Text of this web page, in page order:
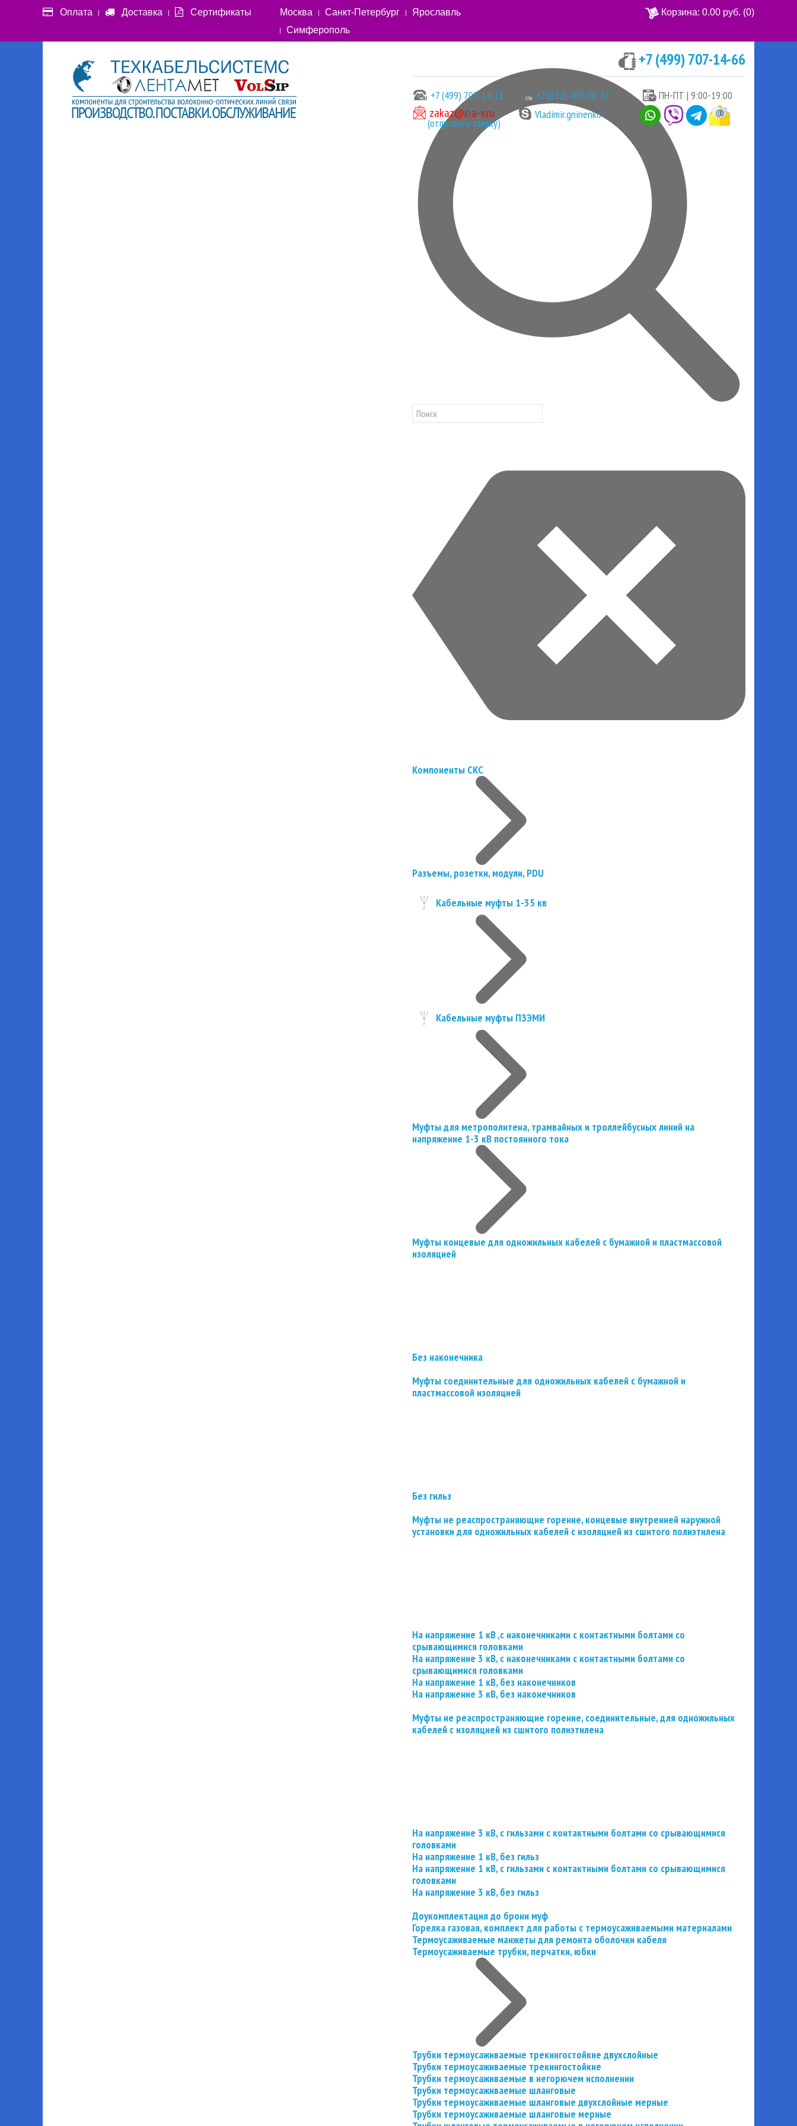
Оплата Доставка Сертификаты Москва Санкт-Петербург
Ярославль
Симферополь
Корзина: 0.00 руб. (0)
+7 (499) 707-14-66
+7 (499) 707-14-11 +7 (812) 409-96-57 ПН-ПТ | 9:00-19:00
zakaz@c-a-v.ru
(отправить заявку)
Vladimir.gninenko
Компоненты СКС
Разъемы, розетки, модули, PDU
Кабельные муфты 1-35 кв
Кабельные муфты ПЗЭМИ
Муфты для метрополитена, трамвайных и троллейбусных линий на
напряжение 1-3 кВ постоянного тока
Муфты концевые для одножильных кабелей с бумажной и пластмассовой
изоляцией
Без наконечника
Муфты соединительные для одножильных кабелей с бумажной и
пластмассовой изоляцией
Без гильз
Муфты не реаспространяющие горение, концевые внутренней наружной
установки для одножильных кабелей с изоляцией из сшитого полиэтилена
На напряжение 1 кВ ,с наконечниками с контактными болтами со
срывающимися головками
На напряжение 3 кВ, с наконечниками с контактными болтами со
срывающимися головками
На напряжение 1 кВ, без наконечников
На напряжение 3 кВ, без наконечников
Муфты не реаспространяющие горение, соединительные, для одножильных
кабелей с изоляцией из сшитого полиэтилена
На напряжение 3 кВ, с гильзами с контактными болтами со срывающимися
головками
На напряжение 1 кВ, без гильз
На напряжение 1 кВ, с гильзами с контактными болтами со срывающимися
головками
На напряжение 3 кВ, без гильз
Доукомплектация до брони муф
Горелка газовая, комплект для работы с термоусаживаемыми материалами
Термоусаживаемые манжеты для ремонта оболочки кабеля
Термоусаживаемые трубки, перчатки, юбки
Трубки термоусаживаемые трекингостойкие двухслойные
Трубки термоусаживаемые трекингостойкие
Трубки термоусаживаемые в негорючем исполнении
Трубки термоусаживаемые шланговые
Трубки термоусаживаемые шланговые двухслойные мерные
Трубки термоусаживаемые шланговые мерные